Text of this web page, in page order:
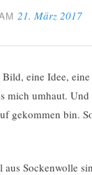
21. März 2017
eine Idee,
mich umhaut.
gekommen bin.
Sockenwolle